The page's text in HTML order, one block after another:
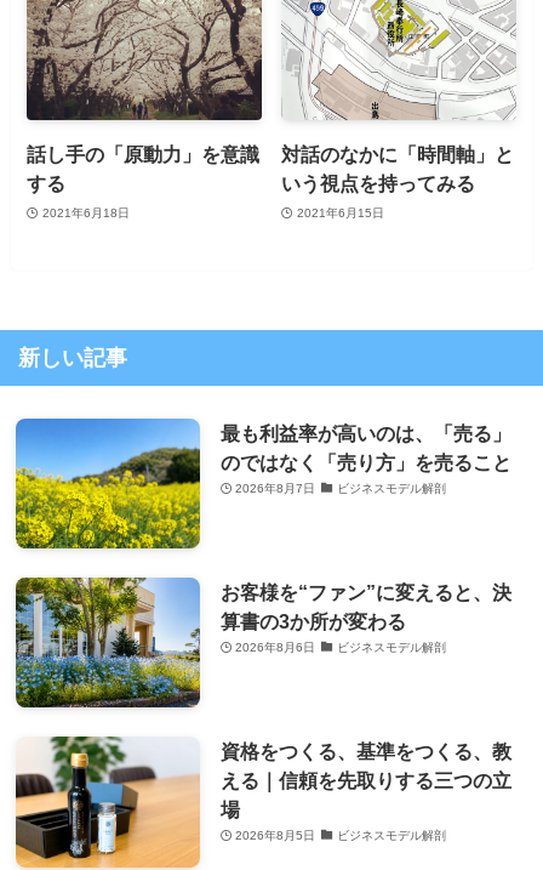
話し手の「原動力」を意識
する
2021年6月18日
対話のなかに「時間軸」と
いう視点を持ってみる
2021年6月15日
新しい記事
最も利益率が高いのは、「売る」
のではなく「売り方」を売ること
2026年8月7日 ビジネスモデル解剖
お客様を“ファン”に変えると、決
算書の3か所が変わる
2026年8月6日 ビジネスモデル解剖
資格をつくる、基準をつくる、教
える｜信頼を先取りする三つの立
場
2026年8月5日 ビジネスモデル解剖